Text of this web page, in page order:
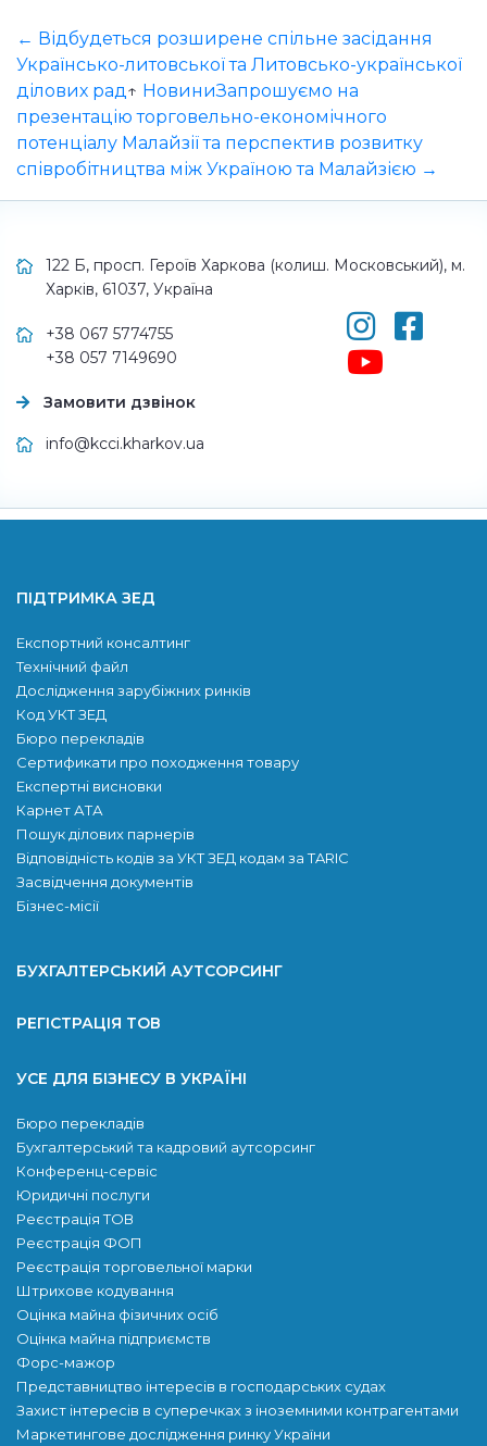
← Відбудеться розширене спільне засідання
Українсько-литовської та Литовсько-української
ділових рад↑ НовиниЗапрошуємо на
презентацію торговельно-економічного
потенціалу Малайзії та перспектив розвитку
співробітництва між Україною та Малайзією →
122 Б, просп. Героїв Харкова (колиш. Московський), м.
Харків, 61037, Україна
+38 067 5774755
+38 057 7149690
Замовити дзвінок
info@kcci.kharkov.ua
ПІДТРИМКА ЗЕД
Експортний консалтинг
Технічний файл
Дослідження зарубіжних ринків
Код УКТ ЗЕД
Бюро перекладів
Сертификати про походження товару
Експертні висновки
Карнет АТА
Пошук ділових парнерів
Відповідність кодів за УКТ ЗЕД кодам за TARIC
Засвідчення документів
Бізнес-місії
БУХГАЛТЕРСЬКИЙ АУТСОРСИНГ
РЕГІСТРАЦІЯ ТОВ
УСЕ ДЛЯ БІЗНЕСУ В УКРАЇНІ
Бюро перекладів
Бухгалтерський та кадровий аутсорсинг
Конференц-сервіс
Юридичні послуги
Реєстрація ТОВ
Реєстрація ФОП
Реєстрація торговельної марки
Штрихове кодування
Оцінка майна фізичних осіб
Оцінка майна підприємств
Форс-мажор
Представництво інтересів в господарських судах
Захист інтересів в суперечках з іноземними контрагентами
Маркетингове дослідження ринку України